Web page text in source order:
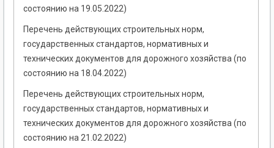
состоянию на 19.05.2022)
Перечень действующих строительных норм,
государственных стандартов, нормативных и
технических документов для дорожного хозяйства (по
состоянию на 18.04.2022)
Перечень действующих строительных норм,
государственных стандартов, нормативных и
технических документов для дорожного хозяйства (по
состоянию на 21.02.2022)